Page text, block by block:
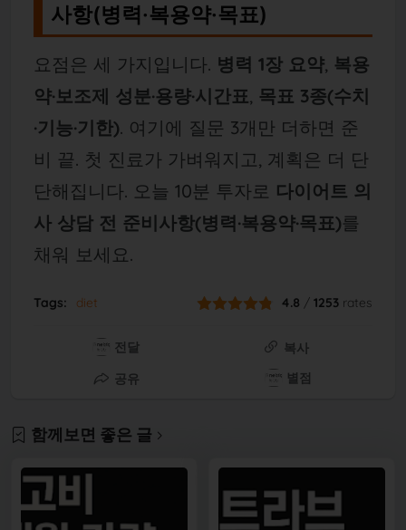
사항(병력·복용약·목표)
요점은 세 가지입니다. 병력 1장 요약, 복용
약·보조제 성분·용량·시간표 목표 3종(수치
·기능·기한). 여기에 질문 3개만 더하면 준
비 끝. 첫 진료가 가벼워지고, 계획은 더 단
단해집니다. 오늘 10분 투자로 다이어트 의
사 상담 전 준비사항(병력·복용약·목표)를
채워 보세요.
Tags: diet 4.8 /1253 rates
전달
복사
공유
별점
함께보면 좋은 글